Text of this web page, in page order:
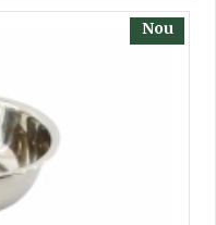
să fiți înregistrat.
Nou